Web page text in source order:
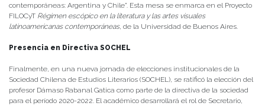
contemporáneas: Argentina y Chile”. Esta mesa se enmarca en el Proyecto
FILOCyT Régimen escópico en la literatura y las artes visuales
latinoamericanas contemporáneas, de la Universidad de Buenos Aires.
Presencia en Directiva SOCHEL
Finalmente, en una nueva jornada de elecciones institucionales de la
Sociedad Chilena de Estudios Literarios (SOCHEL), se ratificó la elección del
profesor Dámaso Rabanal Gatica como parte de la directiva de la sociedad
para el período 2020-2022. El académico desarrollará el rol de Secretario,